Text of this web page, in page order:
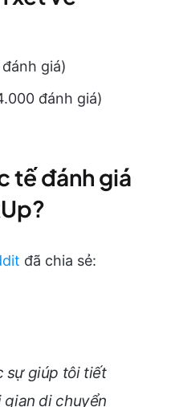
giá)
đánh giá)
tế đánh giá
đã chia sẻ:
sự giúp tôi tiết
gian di chuyển